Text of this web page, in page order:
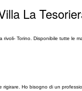
La
Torino. Disponibile tutte le
Ho bisogno di un